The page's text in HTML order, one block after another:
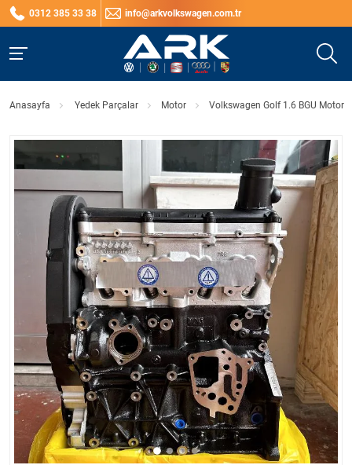
0312 385 33 38 info@arkvolkswagen.com.tr
Anasayfa Yedek Parçalar Motor Volkswagen Golf 1.6 BGU Motor